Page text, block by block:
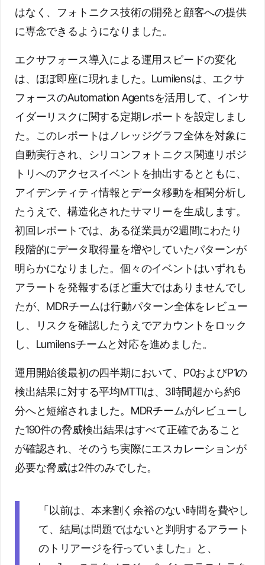
はなく、フォトニクス技術の開発と顧客への提供
に専念できるようになりました。
エクサフォース導入による運用スピードの変化
は、ほぼ即座に現れました。Lumilensは、エクサ
フォースのAutomation Agentsを活用して、インサ
イダーリスクに関する定期レポートを設定しまし
た。このレポートはノレッジグラフ全体を対象に
自動実行され、シリコンフォトニクス関連リポジ
トリへのアクセスイベントを抽出するとともに、
アイデンティティ情報とデータ移動を相関分析し
たうえで、構造化されたサマリーを生成します。
初回レポートでは、ある従業員が2週間にわたり
段階的にデータ取得量を増やしていたパターンが
明らかになりました。個々のイベントはいずれも
アラートを発報するほど重大ではありませんでし
たが、MDRチームは行動パターン全体をレビュー
し、リスクを確認したうえでアカウントをロック
し、Lumilensチームと対応を進めました。
運用開始後最初の四半期において、P0およびP1の
検出結果に対する平均MTTIは、3時間超から約6
分へと短縮されました。MDRチームがレビューし
た190件の脅威検出結果はすべて正確であること
が確認され、そのうち実際にエスカレーションが
必要な脅威は2件のみでした。
「以前は、本来割く余裕のない時間を費やし
て、結局は問題ではないと判明するアラート
のトリアージを行っていました」と、